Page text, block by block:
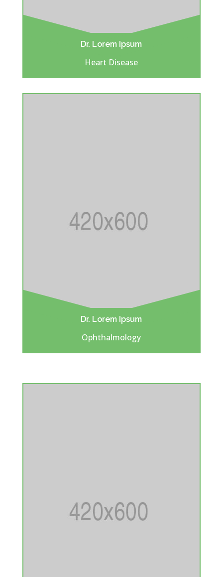
Dr. Lorem Ipsum
Heart Disease
Dr. Lorem Ipsum
Ophthalmology